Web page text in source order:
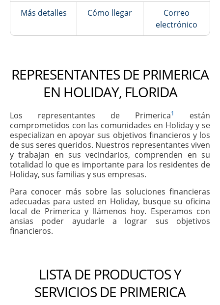
Más detalles Cómo llegar
Correo
electrónico
REPRESENTANTES DE PRIMERICA
EN HOLIDAY, FLORIDA
Los representantes de Primerica1
están
comprometidos con las comunidades en Holiday y se
especializan en apoyar sus objetivos financieros y los
de sus seres queridos. Nuestros representantes viven
y trabajan en sus vecindarios, comprenden en su
totalidad lo que es importante para los residentes de
Holiday, sus familias y sus empresas.
Para conocer más sobre las soluciones financieras
adecuadas para usted en Holiday, busque su oficina
local de Primerica y llámenos hoy. Esperamos con
ansias poder ayudarle a lograr sus objetivos
financieros.
LISTA DE PRODUCTOS Y
SERVICIOS DE PRIMERICA